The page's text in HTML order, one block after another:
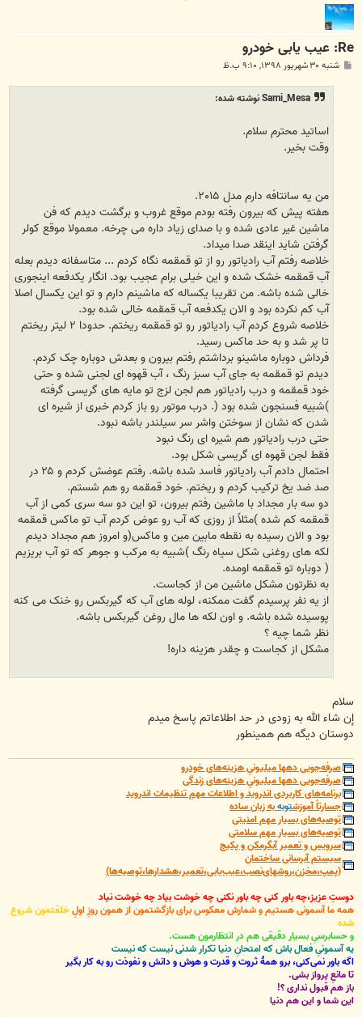
Re: عيب يابی خودرو
پ شنبه ۳۰ شهریور ۱۳۹۸, ۹:۱۰ ب.ظ
Sami_Mesa نوشته شده:
اساتید محترم سلام.
وقت بخیر.
من یه سانتافه دارم مدل ۲۰۱۵.
هفته پیش که بیرون رفته بودم موقع غروب و برگشت دیدم که فن
ماشین غیر عادی شده و با صدای زیاد داره می چرخه. معمولا موقع کولر
گرفتن شاید اینقد صدا میداد.
خلاصه رفتم آب رادیاتور رو از تو قمقمه نگاه کردم ... متاسفانه دیدم بعله
آب قمقمه خشک شده و این خیلی برام عجیب بود. انگار یکدفعه اینجوری
خالی شده باشه. من تقریبا یکساله که ماشینم دارم و تو این یکسال اصلا
آب کم نکرده بود و الان یکدفعه آب قمقمه خالی شده بود.
خلاصه شروع کردم آب رادیاتور رو تو قمقمه ریختم. حدودا ۲ لیتر ریختم
تا پر شد و به حد ماکس رسید.
فرداش دوباره ماشینو برداشتم رفتم بیرون و بعدش دوباره چک کردم.
دیدم تو قمقمه به جای آب سبز رنگ ، آب قهوه ای لجنی شده و حتی
خود قمقمه و درب رادیاتور هم لجن لزج تو مایه های گریسی گرفته
)شبیه فسنجون شده بود (. درب موتور رو باز کردم خبری از شیره ای
شدن که نشان از سوختن واشر سر سیلندر باشه نبود.
حتی درب رادیاتور هم شیره ای رنگ نبود
فقط لجن قهوه ای گریسی شکل بود.
احتمال دادم آب رادیاتور فاسد شده باشه. رفتم عوضش کردم و ۲۵ در
صد ضد یخ ترکیب کردم و ریختم. خود قمقمه رو هم شستم.
دو سه بار مجداد با ماشین رفتم بیرون، تو این دو سه سری کمی از آب
قمقمه کم شده )مثلاً از روزی که آب رو عوض کردم آب تو ماکس قمقمه
بود و الان رسیده به نقطه مابین مین و ماکس(و امروز هم مجداد دیدم
لکه های روغنی شکل سیاه رنگ )شبیه به مرکب و جوهر که تو آب بریزیم
( دوباره تو قمقمه اومده.
به نظرتون مشکل ماشین من از کجاست.
از یه نفر پرسیدم گفت ممکنه، لوله های آب که گیربکس رو خنک می کنه
پوسیده شده باشه. و اون لکه ها مال روغن گیربکس باشه.
نظر شما چیه ؟
مشکل از کجاست و چقدر هزینه داره!
سلام
إن شاء الله به زودی در حد اطلاعاتم پاسخ میدم
دوستان دیگه هم همینطور
صرفه‌جویی دهها میلیونیِ هزینه‌های خودرو
صرفه‌جویی دهها میلیونیِ هزینه‌های زندگی
برنامه‌های کاربردی اندروید و اطلاعات مهمِ تنظیمات اندروید
جسارتاً آموزشتوبهبه زبان ساده
توصیه‌های بسیار مهم امنیتی
توصیه‌های بسیار مهم سلامتی
سرویس و تعمیر آبگرمکن و پکیج
سیستم آبرسانی ساختمان
(پمپ،مخزن،روشهای‌نصب،عیب‌یابی،تعمیر،هشدارها،توصیه‌ها)
دوستِ عزیز،چه باور کنی چه باور نکنی چه خوشت بیاد چه خوشت نیاد
همه ما آسمونی هستیم و شمارش معکوس برای بازگشتمون از همون روزِ اولِخلقتمون شروع
شده
و حسابرسیِ بسیار دقیقی هم در انتظارمون هست.
یه آسمونیِ فعال باش که امتحانِ دنیا تکرار شدنی نیست که نیست
اگه باور نمی‌کنی، برو همۀ ثروت و قدرت و هوش و دانش و نفوذت رو به کار بگیر
تا مانعِ پرواز بشی.
باز هم قبول نداری ؟!
این شما و این هم دنیا